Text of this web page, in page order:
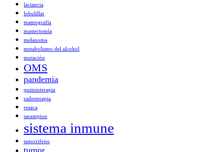
lactancia
lobulillar
mamografía
mastectomía
melanoma
metabolismo del alcohol
mutación
OMS
pandemia
quimioterapia
radioterapia
resaca
sarampion
sistema inmune
tamoxifeno